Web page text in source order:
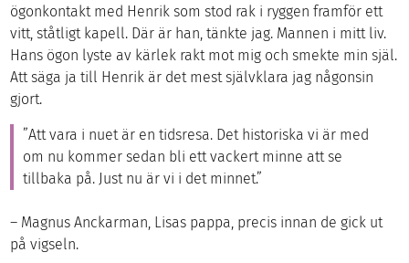
ögonkontakt med Henrik som stod rak i ryggen framför ett
vitt, ståtligt kapell. Där är han, tänkte jag. Mannen i mitt liv.
Hans ögon lyste av kärlek rakt mot mig och smekte min själ.
Att säga ja till Henrik är det mest självklara jag någonsin
gjort.
”Att vara i nuet är en tidsresa. Det historiska vi är med
om nu kommer sedan bli ett vackert minne att se
tillbaka på. Just nu är vi i det minnet.”
– Magnus Anckarman, Lisas pappa, precis innan de gick ut
på vigseln.